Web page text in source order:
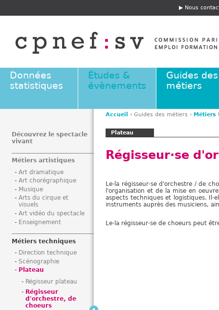
E
t
ê
e
Nous
Données
statistiques
Études &
évènements
Guides des
métiers
s
e
s
i
i
Accueil › Guides des métiers › Métiers
Plateau
Régisseur·se
Le·la régisseur·se d'orchestre / de
l'organisation et de la mise en
aspects techniques et logistiques.
instruments auprès des musiciens,
Le·la régisseur·se de choeurs peut
Découvrez le spectacle
vivant
Métiers artistiques
Art dramatique
Art chorégraphique
Musique
Arts du cirque et
visuels
Art vidéo du spectacle
Enseignement
Métiers techniques
Direction technique
Scénographie
Plateau
Régisseur plateau
Régisseur
d'orchestre, de
choeurs